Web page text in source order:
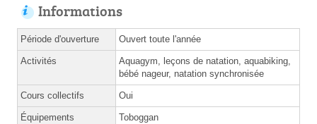
Informations
Période d'ouverture Ouvert toute l'année
Activités
Aquagym, leçons de natation, aquabiking,
bébé nageur, natation synchronisée
Cours collectifs Oui
Équipements Toboggan